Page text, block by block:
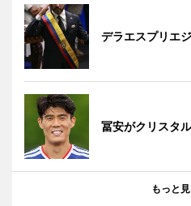
デラエスプリエ
冨安がクリスタ
もっと